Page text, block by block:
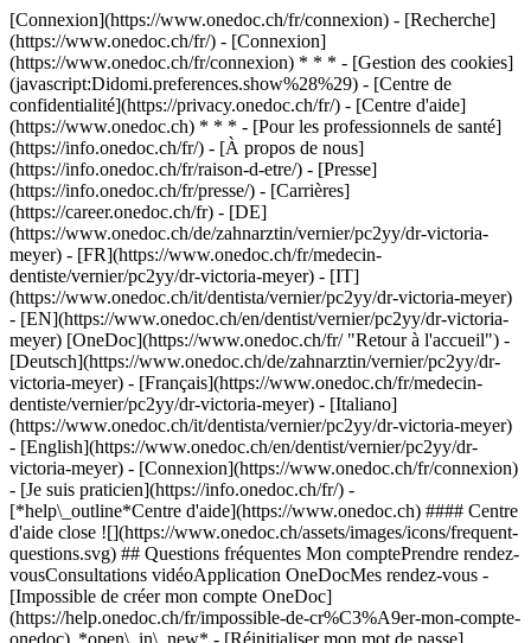
[Connexion](https://www.onedoc.ch/fr/connexion) - [Recherche]
(https://www.onedoc.ch/fr/) - [Connexion]
(https://www.onedoc.ch/fr/connexion) * * * - [Gestion des cookies]
(javascript:Didomi.preferences.show%28%29) - [Centre de
confidentialité](https://privacy.onedoc.ch/fr/) - [Centre d'aide]
(https://www.onedoc.ch) * * * - [Pour les professionnels de santé]
(https://info.onedoc.ch/fr/) - [À propos de nous]
(https://info.onedoc.ch/fr/raison-d-etre/) - [Presse]
(https://info.onedoc.ch/fr/presse/) - [Carrières]
(https://career.onedoc.ch/fr) - [DE]
(https://www.onedoc.ch/de/zahnarztin/vernier/pc2yy/dr-victoria-
meyer) - [FR](https://www.onedoc.ch/fr/medecin-
dentiste/vernier/pc2yy/dr-victoria-meyer) - [IT]
(https://www.onedoc.ch/it/dentista/vernier/pc2yy/dr-victoria-meyer)
- [EN](https://www.onedoc.ch/en/dentist/vernier/pc2yy/dr-victoria-
meyer) [OneDoc](https://www.onedoc.ch/fr/ "Retour à l'accueil") -
[Deutsch](https://www.onedoc.ch/de/zahnarztin/vernier/pc2yy/dr-
victoria-meyer) - [Français](https://www.onedoc.ch/fr/medecin-
dentiste/vernier/pc2yy/dr-victoria-meyer) - [Italiano]
(https://www.onedoc.ch/it/dentista/vernier/pc2yy/dr-victoria-meyer)
- [English](https://www.onedoc.ch/en/dentist/vernier/pc2yy/dr-
victoria-meyer) - [Connexion](https://www.onedoc.ch/fr/connexion)
- [Je suis praticien](https://info.onedoc.ch/fr/) -
[*help\_outline*Centre d'aide](https://www.onedoc.ch) #### Centre
d'aide close ![](https://www.onedoc.ch/assets/images/icons/frequent-
questions.svg) ## Questions fréquentes Mon comptePrendre rendez-
vousConsultations vidéoApplication OneDocMes rendez-vous -
[Impossible de créer mon compte OneDoc]
(https://help.onedoc.ch/fr/impossible-de-cr%C3%A9er-mon-compte-
onedoc) *open\_in\_new* - [Réinitialiser mon mot de passe]